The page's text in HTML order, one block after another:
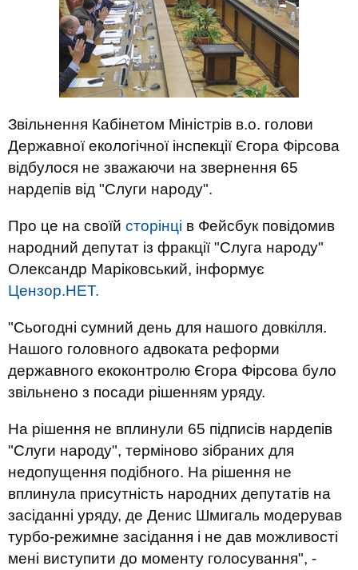
Звільнення Кабінетом Міністрів в.о. голови
Державної екологічної інспекції Єгора Фірсова
відбулося не зважаючи на звернення 65
нардепів від "Слуги народу".
Про це на своїй сторінці в Фейсбук повідомив
народний депутат із фракції "Слуга народу"
Олександр Маріковський, інформує
Цензор.НЕТ.
"Сьогодні сумний день для нашого довкілля.
Нашого головного адвоката реформи
державного екоконтролю Єгора Фірсова було
звільнено з посади рішенням уряду.
На рішення не вплинули 65 підписів нардепів
"Слуги народу", терміново зібраних для
недопущення подібного. На рішення не
вплинула присутність народних депутатів на
засіданні уряду, де Денис Шмигаль модерував
турбо-режимне засідання і не дав можливості
мені виступити до моменту голосування", -